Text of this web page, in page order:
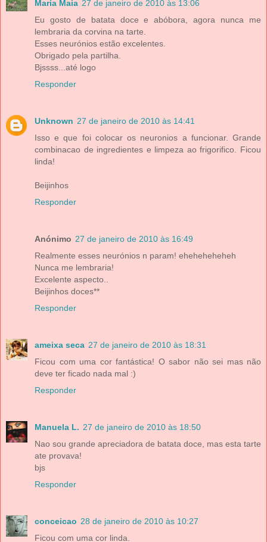
Maria Maia 27 de janeiro de 2010 às 13:06
Eu gosto de batata doce e abóbora, agora nunca me
lembraria da corvina na tarte.
Esses neurónios estão excelentes.
Obrigado pela partilha.
Bjssss...até logo
Responder
Unknown 27 de janeiro de 2010 às 14:41
Isso e que foi colocar os neuronios a funcionar. Grande
combinacao de ingredientes e limpeza ao frigorifico. Ficou
linda!
Beijinhos
Responder
Anónimo 27 de janeiro de 2010 às 16:49
Realmente esses neurónios n param! eheheheheheh
Nunca me lembraria!
Excelente aspecto..
Beijinhos doces**
Responder
ameixa seca 27 de janeiro de 2010 às 18:31
Ficou com uma cor fantástica! O sabor não sei mas não
deve ter ficado nada mal :)
Responder
Manuela L. 27 de janeiro de 2010 às 18:50
Nao sou grande apreciadora de batata doce, mas esta tarte
ate provava!
bjs
Responder
conceicao 28 de janeiro de 2010 às 10:27
Ficou com uma cor linda.